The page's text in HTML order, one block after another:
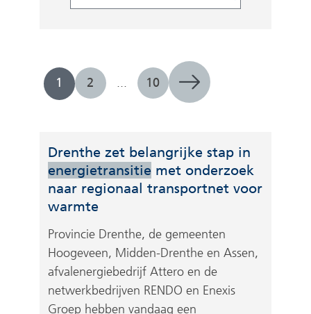
1 2 ... 10
Drenthe zet belangrijke stap in
energietransitiemet onderzoek
naar regionaal transportnet voor
warmte
Provincie Drenthe, de gemeenten
Hoogeveen, Midden-Drenthe en Assen,
afvalenergiebedrijf Attero en de
netwerkbedrijven RENDO en Enexis
Groep hebben vandaag een